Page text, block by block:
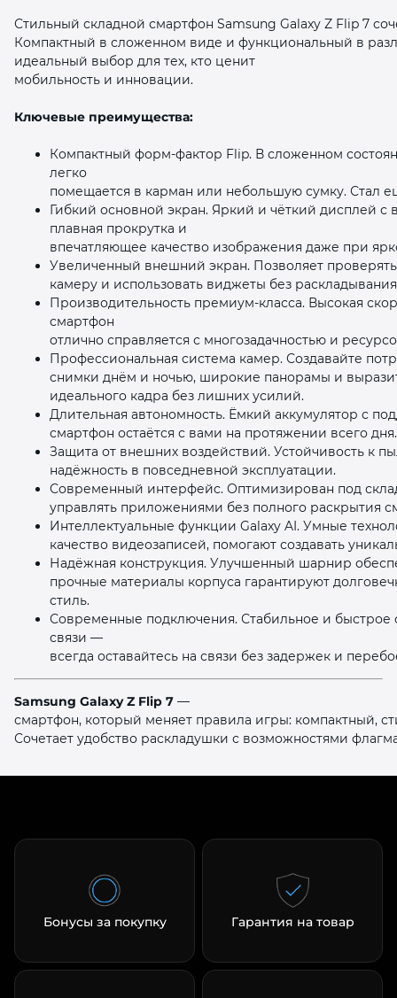
Стильный складной смартфон Samsung Galaxy Z Flip 7
Компактный в сложенном виде и функциональный в
идеальный выбор для тех, кто ценит
мобильность и инновации.
Ключевые преимущества:
Компактный форм‑фактор Flip. В сложенном
легко
помещается в карман или небольшую сумку.
Гибкий основной экран. Яркий и чёткий дисплей с
плавная прокрутка и
впечатляющее качество изображения даже при
Увеличенный внешний экран. Позволяет
камеру и использовать виджеты без
Производительность премиум‑класса. Высокая
смартфон
отлично справляется с многозадачностью и
Профессиональная система камер. Создавайте
снимки днём и ночью, широкие панорамы и
идеального кадра без лишних усилий.
Длительная автономность. Ёмкий аккумулятор с
смартфон остаётся с вами на протяжении всего дня.
Защита от внешних воздействий. Устойчивость к
надёжность в повседневной эксплуатации.
Современный интерфейс. Оптимизирован под
управлять приложениями без полного раскрытия
Интеллектуальные функции Galaxy AI. Умные
качество видеозаписей, помогают создавать
Надёжная конструкция. Улучшенный шарнир
прочные материалы корпуса гарантируют
стиль.
Современные подключения. Стабильное и
связи —
всегда оставайтесь на связи без задержек и
Samsung Galaxy Z Flip 7 —
смартфон, который меняет правила игры: компактный,
Сочетает удобство раскладушки с возможностями
Бонусы за покупку Гарантия на товар